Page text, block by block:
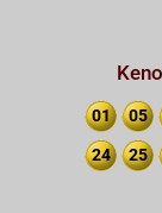
01 05
24 25